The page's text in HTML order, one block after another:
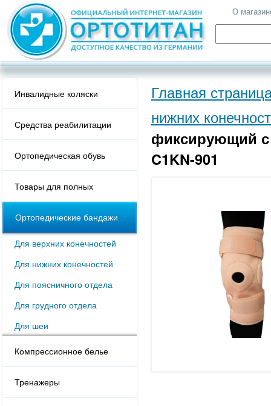
О
Инвалидные коляски
Средства реабилитации
Ортопедическая обувь
Товары для полных
Ортопедические бандажи
Для верхних конечностей
Для нижних конечностей
Для поясничного отдела
Для грудного отдела
Для шеи
Компрессионное белье
Тренажеры
Главная
нижних
фиксирующий с
C1KN-901